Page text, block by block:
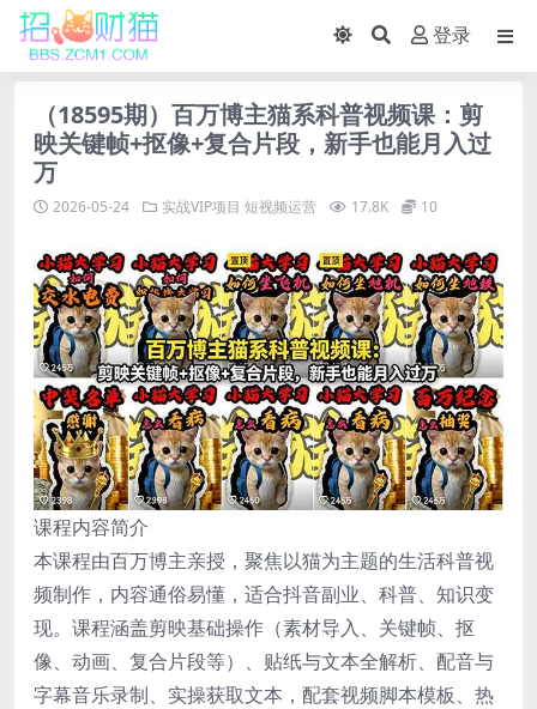
登录
（18595期）百万博主猫系科普视频课：剪
映关键帧+抠像+复合片段，新手也能月入过
万
2026-05-24 实战VIP项目 短视频运营 17.8K 10
课程内容简介
本课程由百万博主亲授，聚焦以猫为主题的生活科普视
频制作，内容通俗易懂，适合抖音副业、科普、知识变
现。课程涵盖剪映基础操作（素材导入、关键帧、抠
像、动画、复合片段等）、贴纸与文本全解析、配音与
字幕音乐录制、实操获取文本，配套视频脚本模板、热